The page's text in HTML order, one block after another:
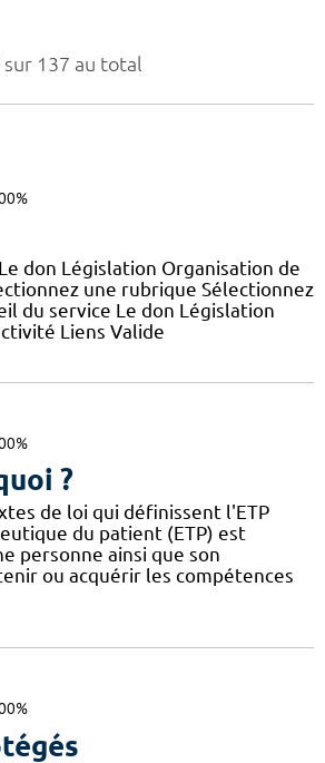
sur 137 au total
don Législation Organisation de
une rubrique Sélectionnez
du service Le don Législation
Liens Valide
?
de loi qui définissent l'ETP
du patient (ETP) est
personne ainsi que son
ou acquérir les compétences